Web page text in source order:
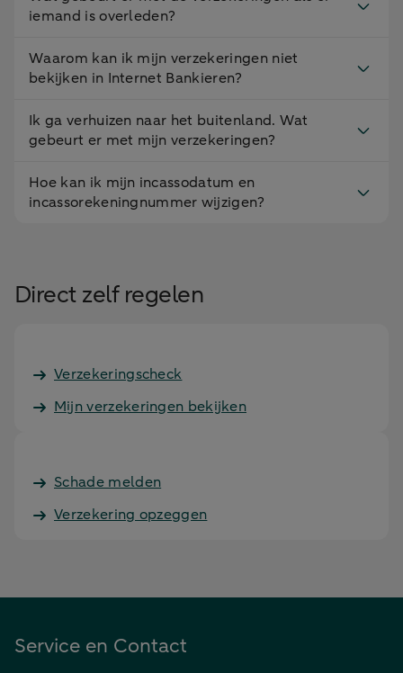
iemand is overleden?
Waarom kan ik mijn verzekeringen niet
bekijken in Internet Bankieren?
Ik ga verhuizen naar het buitenland. Wat
gebeurt er met mijn verzekeringen?
Hoe kan ik mijn incassodatum en
incassorekeningnummer wijzigen?
Direct zelf regelen
Verzekeringscheck
Mijn verzekeringen bekijken
Schade melden
Verzekering opzeggen
Service en Contact